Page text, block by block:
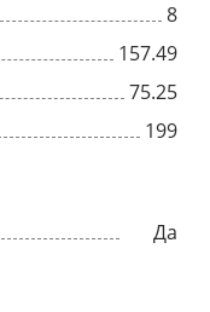
8
157.49
75.25
199
Да